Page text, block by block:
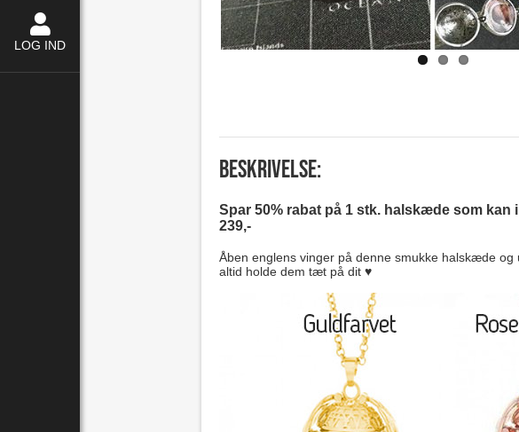
LOG IND
Beskrivelse:
Spar 50% rabat på 1 stk. halskæde som kan
239,-
Åben englens vinger på denne smukke halskæde
altid holde dem tæt på dit ♥